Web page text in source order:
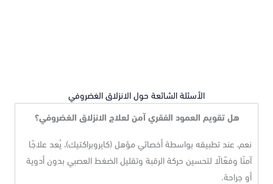
الأسئلة الشائعة حول الانزلاق الغضروفي
هل تقويم العمود الفقري آمن لعلاج الانزلاق الغضروفي؟
نعم، عند تطبيقه بواسطة أخصائي مؤهل (كايروبراكتيك)، يُعد علاجًا
آمنًا وفعّالًا لتحسين حركة الرقبة وتقليل الضغط العصبي بدون أدوية
أو جراحة.